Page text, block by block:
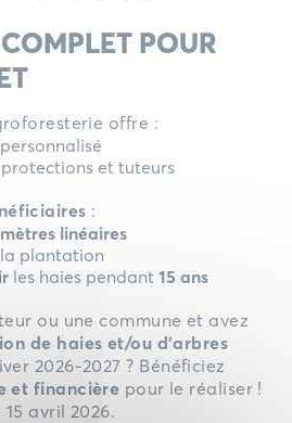
POUR
offre :
et tuteurs
:
linéaires
plantation
les haies pendant 15 ans
ou une commune et avez
de haies et/ou d’arbres
2026-2027 ? Bénéficiez
et financière pour le réaliser !
avril 2026.